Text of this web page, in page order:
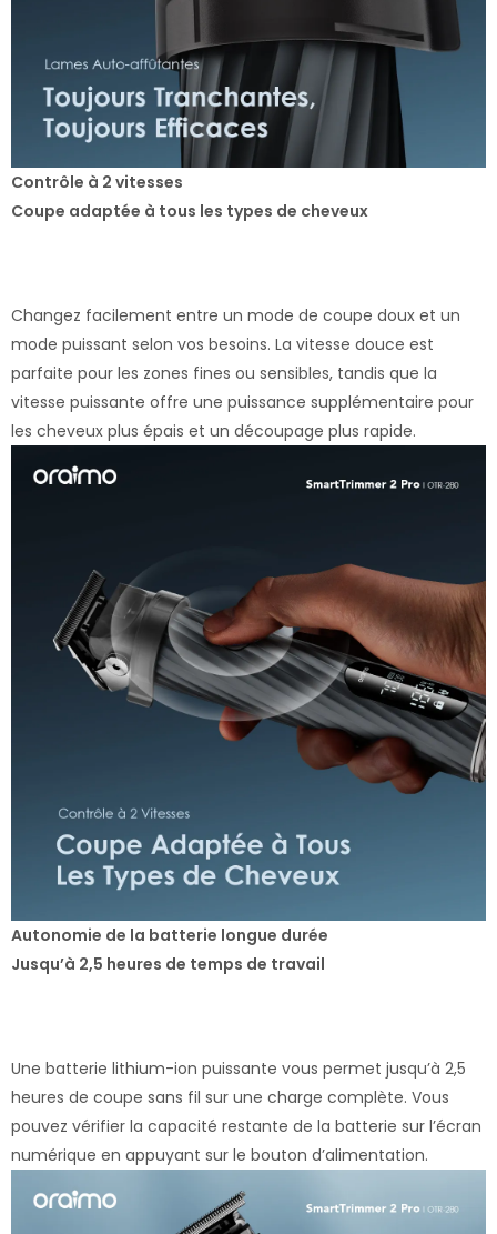
Contrôle à 2 vitesses
Coupe adaptée à tous les types de cheveux
Changez facilement entre un mode de coupe doux et un
mode puissant selon vos besoins. La vitesse douce est
parfaite pour les zones fines ou sensibles, tandis que la
vitesse puissante offre une puissance supplémentaire pour
les cheveux plus épais et un découpage plus rapide.
Autonomie de la batterie longue durée
Jusqu’à 2,5 heures de temps de travail
Une batterie lithium-ion puissante vous permet jusqu’à 2,5
heures de coupe sans fil sur une charge complète. Vous
pouvez vérifier la capacité restante de la batterie sur l’écran
numérique en appuyant sur le bouton d’alimentation.